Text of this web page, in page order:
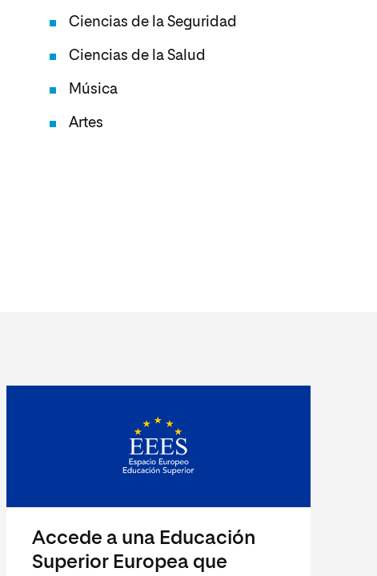
Ciencias de la Seguridad
Ciencias de la Salud
Música
Artes
Accede a una Educación
Superior Europea que